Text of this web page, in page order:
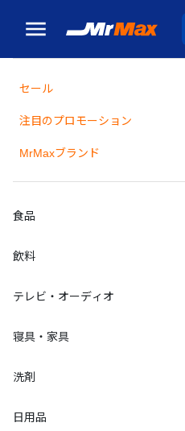
セール
注目のプロモーション
MrMaxブランド
食品
飲料
テレビ・オーディオ
寝具・家具
洗剤
日用品